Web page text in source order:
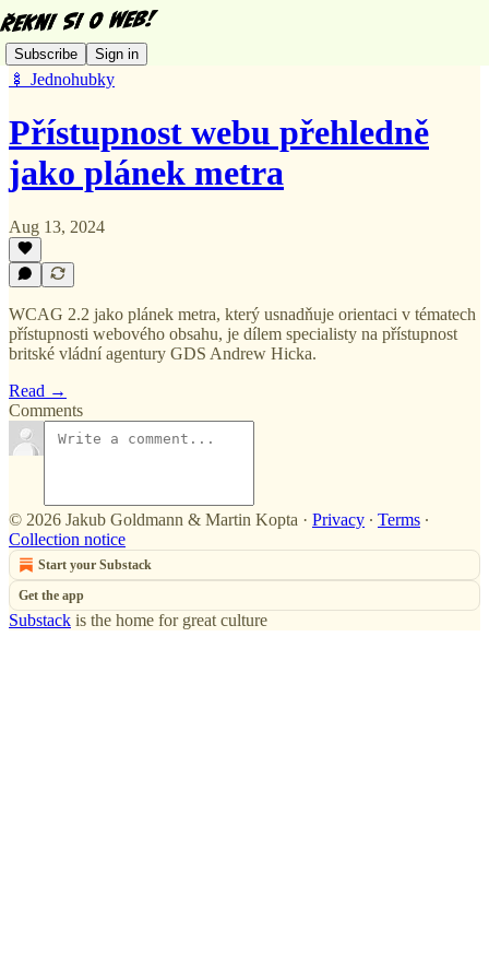
Subscribe Sign in
🍢 Jednohubky
Přístupnost webu přehledně
jako plánek metra
Aug 13, 2024
WCAG 2.2 jako plánek metra, který usnadňuje orientaci v tématech
přístupnosti webového obsahu, je dílem specialisty na přístupnost
britské vládní agentury GDS Andrew Hicka.
Read →
Comments
© 2026 Jakub Goldmann & Martin Kopta · Privacy ∙ Terms ∙
Collection notice
Start your Substack
Get the app
Substack is the home for great culture